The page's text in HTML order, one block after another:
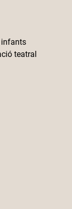
infants
teatral